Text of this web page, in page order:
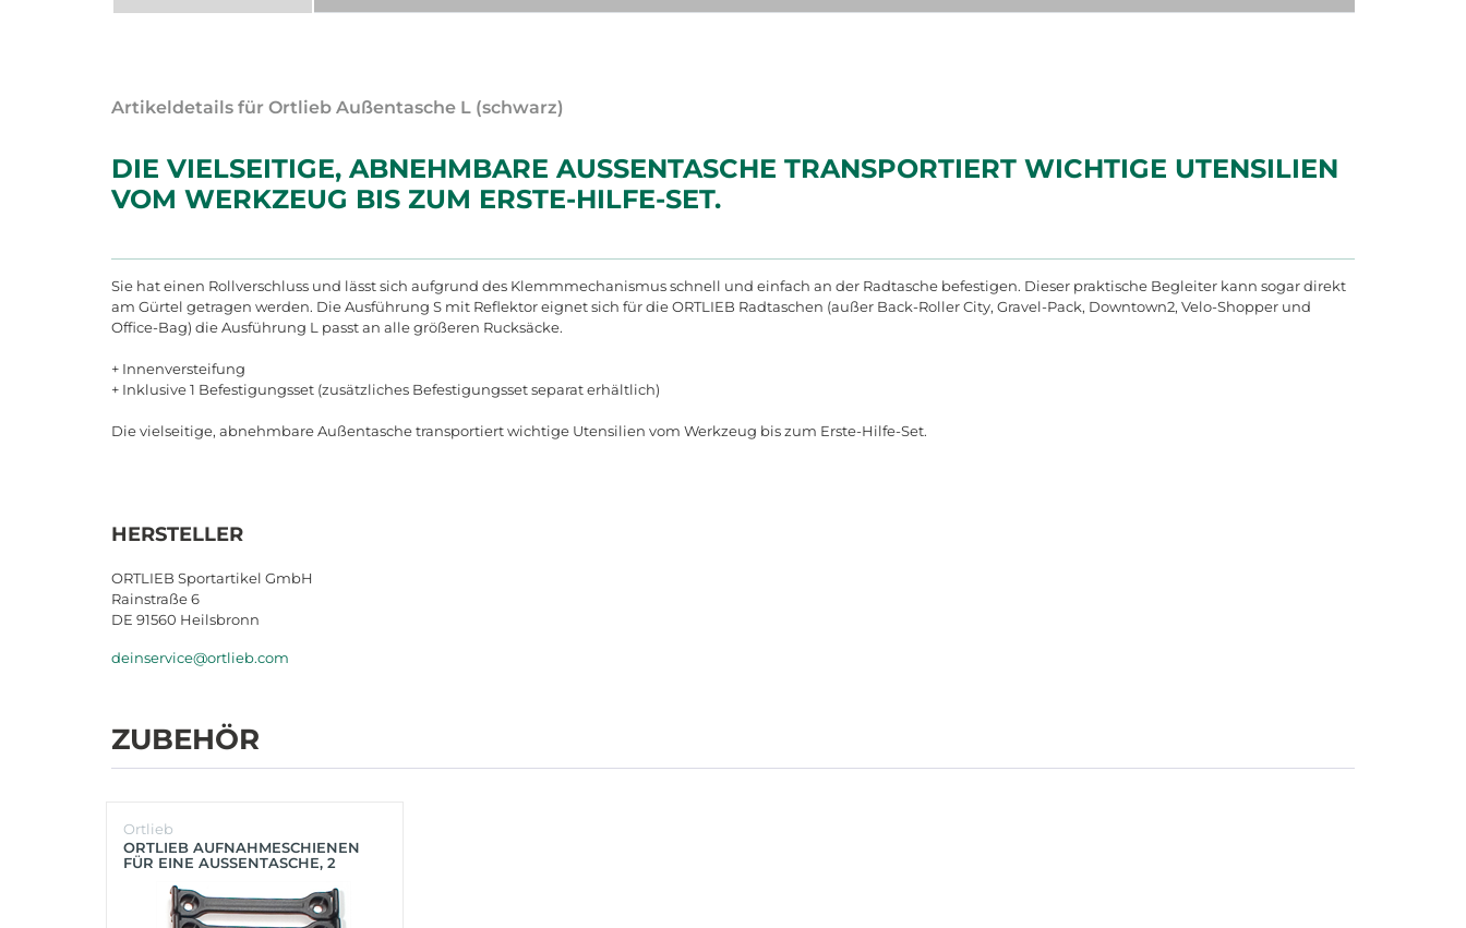
Artikeldetails für Ortlieb Außentasche L (schwarz)
DIE VIELSEITIGE, ABNEHMBARE AUSSENTASCHE TRANSPORTIERT WICHTIGE UTENSILIEN V
OM WERKZEUG BIS ZUM ERSTE-HILFE-SET.
Sie hat einen Rollverschluss und lässt sich aufgrund des Klemmmechanismus schnell und einfach an der Radtasche befestigen. Dieser praktische Begleiter kann sogar direkt
am Gürtel getragen werden. Die Ausführung S mit Reflektor eignet sich für die ORTLIEB Radtaschen (außer Back-Roller City, Gravel-Pack, Downtown2, Velo-Shopper und
Office-Bag) die Ausführung L passt an alle größeren Rucksäcke.
+ Innenversteifung
+ Inklusive 1 Befestigungsset (zusätzliches Befestigungsset separat erhältlich)
Die vielseitige, abnehmbare Außentasche transportiert wichtige Utensilien vom Werkzeug bis zum Erste-Hilfe-Set.
HERSTELLER
ORTLIEB Sportartikel GmbH
Rainstraße 6
DE 91560 Heilsbronn
deinservice@ortlieb.com
ZUBEHÖR
Ortlieb
ORTLIEB AUFNAHMESCHIENEN
FÜR EINE AUSSENTASCHE, 2